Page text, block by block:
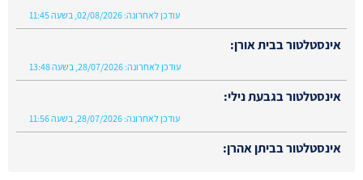
עודכן לאחרונה:28/07/2026, בשעה 13:48
עודכן לאחרונה:28/07/2026, בשעה 11:56
עודכן לאחרונה:02/08/2026, בשעה 13:48